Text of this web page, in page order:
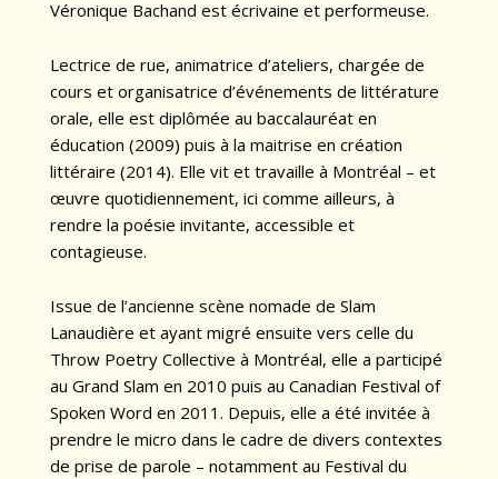
Véronique Bachand est écrivaine et performeuse.
Lectrice de rue, animatrice d’ateliers, chargée de
cours et organisatrice d’événements de littérature
orale, elle est diplômée au baccalauréat en
éducation (2009) puis à la maitrise en création
littéraire (2014). Elle vit et travaille à Montréal – et
œuvre quotidiennement, ici comme ailleurs, à
rendre la poésie invitante, accessible et
contagieuse.
Issue de l’ancienne scène nomade de Slam
Lanaudière et ayant migré ensuite vers celle du
Throw Poetry Collective à Montréal, elle a participé
au Grand Slam en 2010 puis au Canadian Festival of
Spoken Word en 2011. Depuis, elle a été invitée à
prendre le micro dans le cadre de divers contextes
de prise de parole – notamment au Festival du